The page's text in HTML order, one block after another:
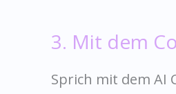
3. Mit dem
Sprich mit dem AI